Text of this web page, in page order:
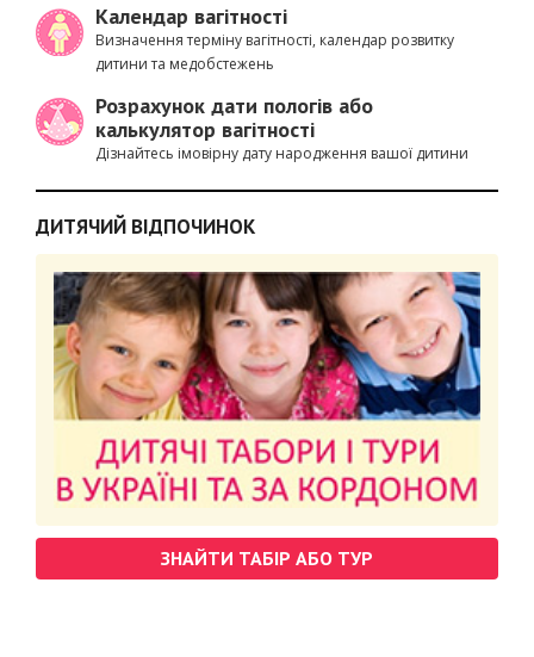
Календар вагітності
Визначення терміну вагітності, календар розвитку
дитини та медобстежень
Розрахунок дати пологів або
калькулятор вагітності
Дізнайтесь імовірну дату народження вашої дитини
ДИТЯЧИЙ ВІДПОЧИНОК
ЗНАЙТИ ТАБІР АБО ТУР